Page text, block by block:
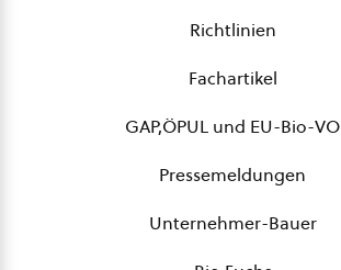
Richtlinien
Fachartikel
GAP,ÖPUL und EU-Bio-VO
Pressemeldungen
Unternehmer-Bauer